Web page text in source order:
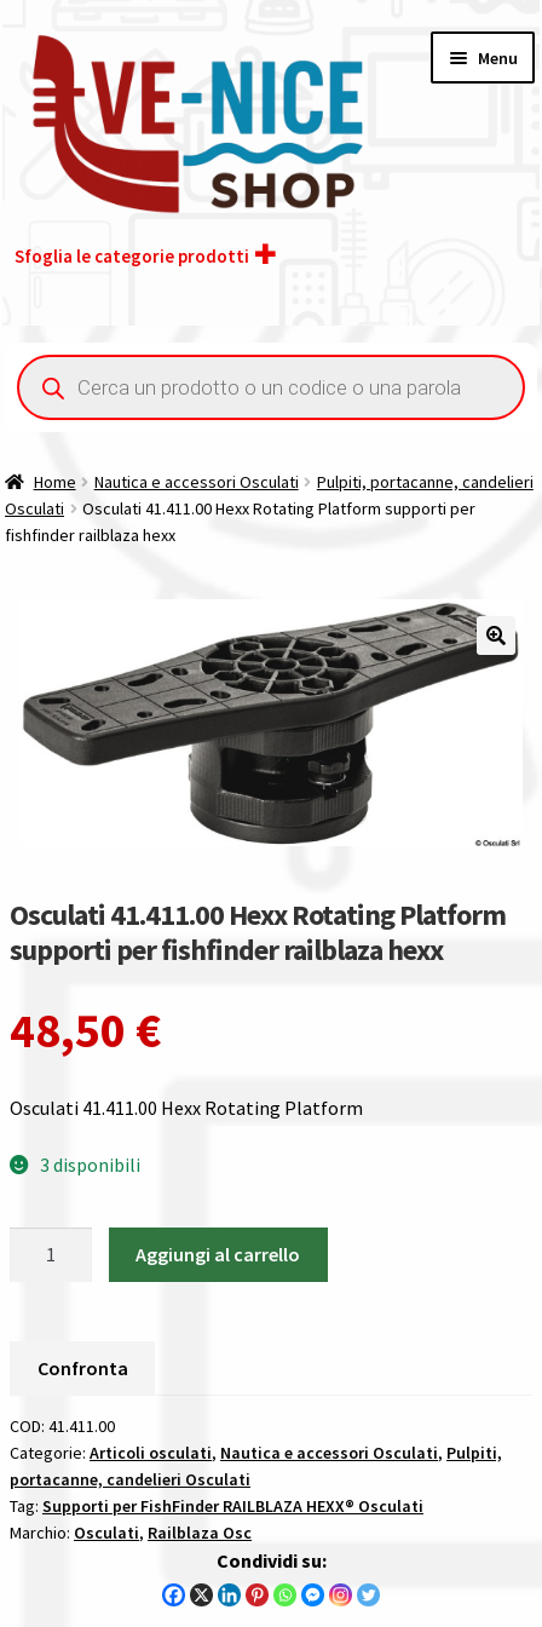
alla
navigazione
contenuto
Menu
Sfoglia le categorie prodotti
Acquisto iva 4% (agevolata)
Contatti
Condizioni generali
Acquisti in rete pubblica amministrazione
Assicurazione integrativa Garanzia3
Bonus fiscali 2025
Diritto di recesso
Garanzia del produttore
Guida all’utilizzo del sito
Pagamenti
Privacy policy
Confronta
I nostri negozi
Riepilogo ordine
Spedizioni in europa
Ricerca
prodotti
Home Nautica e accessori Osculati
Pulpiti, portacanne, candelieri
Osculati
Osculati 41.411.00 Hexx Rotating Platform supporti per
fishfinder railblaza hexx
Osculati 41.411.00 Hexx Rotating Platform
supporti per fishfinder railblaza hexx
48,50 €
Osculati 41.411.00 Hexx Rotating Platform
3 disponibili
Platform
per
fishfinder
railblaza
hexx
quantità
Aggiungi al carrello
Confronta
COD: 41.411.00
Categorie: Articoli osculati, Nautica e accessori Osculati, Pulpiti,
portacanne, candelieri Osculati
Tag: Supporti per FishFinder RAILBLAZA HEXX® Osculati
Marchio: Osculati, Railblaza Osc
Condividi su: